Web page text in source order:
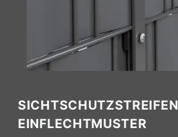
SICHTSCHUTZSTREIFEN
EINFLECHTMUSTER